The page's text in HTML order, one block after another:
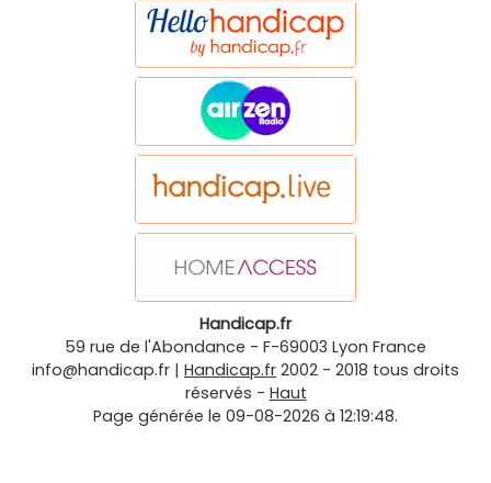
Handicap.fr
59 rue de l'Abondance - F-69003 Lyon France
info@handicap.fr | Handicap.fr 2002 - 2018 tous droits
réservés - Haut
Page générée le 09-08-2026 à 12:19:48.